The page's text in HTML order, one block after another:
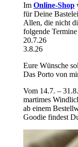
Im Online-Shop
für Deine
Allen, die nicht
folgende
20.7.26
3.8.26
Eure Wünsche
Das Porto von
Vom 14.7. –
martimes
ab einem
Goodie findest